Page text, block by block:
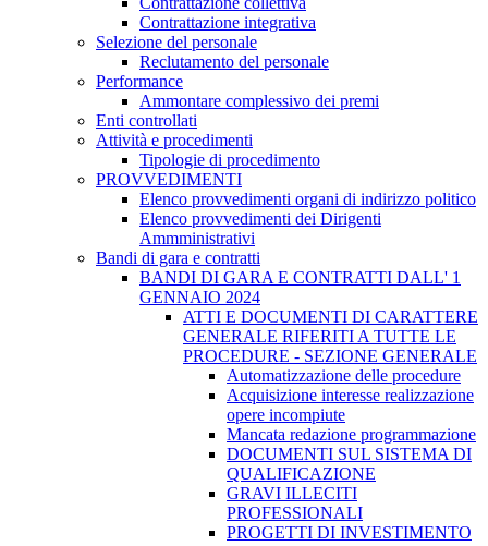
Contrattazione integrativa
Selezione del personale
Reclutamento del personale
Performance
Ammontare complessivo dei premi
Enti controllati
Attività e procedimenti
Tipologie di procedimento
PROVVEDIMENTI
Elenco provvedimenti organi di indirizzo politico
Elenco provvedimenti dei Dirigenti
Ammministrativi
Bandi di gara e contratti
BANDI DI GARA E CONTRATTI DALL' 1
GENNAIO 2024
ATTI E DOCUMENTI DI CARATTERE
GENERALE RIFERITI A TUTTE LE
PROCEDURE - SEZIONE GENERALE
Automatizzazione delle procedure
Acquisizione interesse realizzazione
opere incompiute
Mancata redazione programmazione
DOCUMENTI SUL SISTEMA DI
QUALIFICAZIONE
GRAVI ILLECITI
PROFESSIONALI
PROGETTI DI INVESTIMENTO